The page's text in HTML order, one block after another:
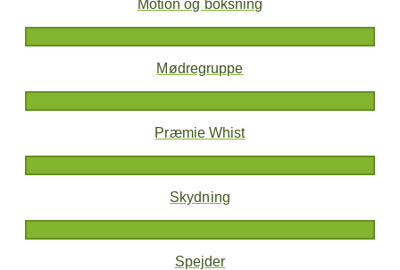
Motion og boksning
Mødregruppe
Præmie Whist
Skydning
Spejder